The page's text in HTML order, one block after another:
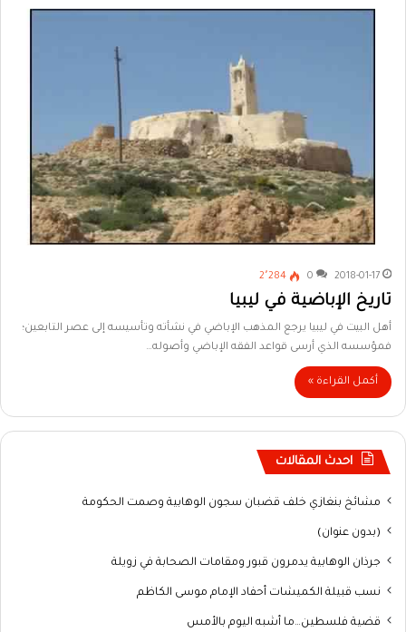
2018-01-17
0 2٬284
تاريخ الإباضية في ليبيا
أهل البيت في ليبيا يرجع المذهب الإباضي في نشأته وتأسيسه إلى عصر التابعين؛
فمؤسسه الذي أرسى قواعد الفقه الإباضي وأصوله…
أكمل القراءة »
احدث المقالات
مشائخ بنغازي خلف قضبان سجون الوهابية وصمت الحكومة
(بدون عنوان)
جرذان الوهابية يدمرون قبور ومقامات الصحابة في زويلة
نسب قبيلة الكميشات أحفاد الإمام موسى الكاظم
قضية فلسطين…ما أشبه اليوم بالأمس